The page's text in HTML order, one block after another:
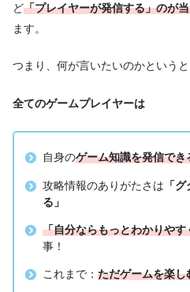
ど「プレイヤーが発信する」のが
ます。
つまり、何が言いたいのかというと
全てのゲームプレイヤーは
自身のゲーム知識を発信でき
攻略情報のありがたさは 「
る」
「自分ならもっとわかりやす
事！
これまで： ただゲームを楽し